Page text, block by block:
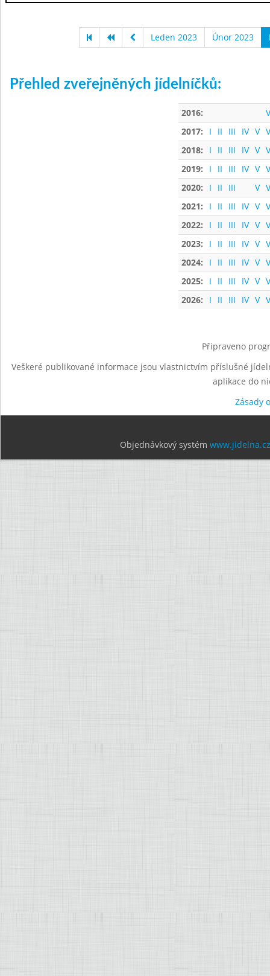
Leden 2023 Únor 2023
Přehled zveřejněných jídelníčků:
2016:
2017:
I II III IV V
2018:
I II III IV V
2019:
I II III IV V
2020:
I II III V
2021:
I II III IV V
2022:
I II III IV V
2023:
I II III IV V
2024:
I II III IV V
2025:
I II III IV V
2026:
I II III IV V
Připraveno
Veškeré publikované informace jsou vlastnictvím příslušné
aplikace do
Zásady
Objednávkový systém www.jidelna.cz